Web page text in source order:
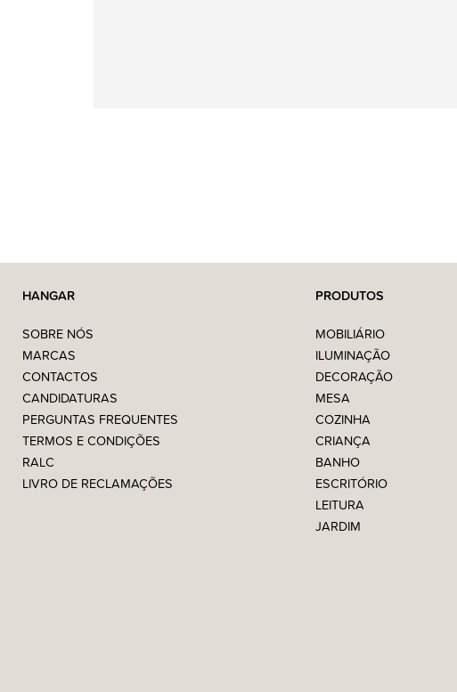
HANGAR
SOBRE NÓS
MARCAS
CONTACTOS
CANDIDATURAS
PERGUNTAS FREQUENTES
TERMOS E CONDIÇÕES
RALC
LIVRO DE RECLAMAÇÕES
PRODUTOS
MOBILIÁRIO
ILUMINAÇÃO
DECORAÇÃO
MESA
COZINHA
CRIANÇA
BANHO
ESCRITÓRIO
LEITURA
JARDIM